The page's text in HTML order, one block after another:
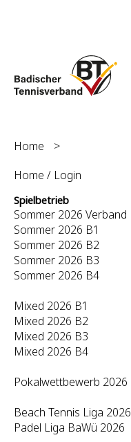
Home
>
Home / Login
Spielbetrieb
Sommer 2026 Verband
Sommer 2026 B1
Sommer 2026 B2
Sommer 2026 B3
Sommer 2026 B4
Mixed 2026 B1
Mixed 2026 B2
Mixed 2026 B3
Mixed 2026 B4
Pokalwettbewerb 2026
Beach Tennis Liga 2026
Padel Liga BaWü 2026